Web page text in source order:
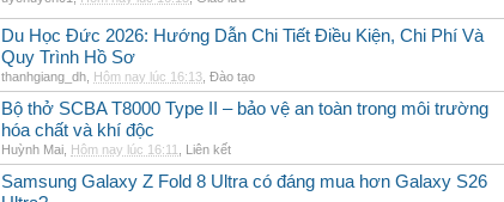
Du Học Đức 2026: Hướng Dẫn Chi Tiết Điều Kiện, Chi Phí Và
Quy Trình Hồ Sơ
thanhgiang_dh Hôm nay lúc 16:13 Đào tạo
Bộ thở SCBA T8000 Type II – bảo vệ an toàn trong môi trường
hóa chất và khí độc
Huỳnh Mai Hôm nay lúc 16:11 Liên kết
Samsung Galaxy Z Fold 8 Ultra có đáng mua hơn Galaxy S26